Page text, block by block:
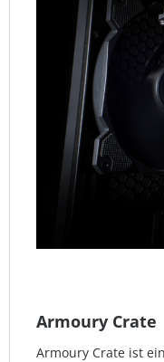
Armoury Crate
Armoury Crate ist